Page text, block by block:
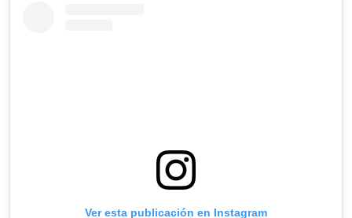
Ver esta publicación en Instagram